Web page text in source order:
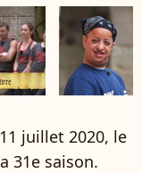
juillet 2020, le
31e saison.